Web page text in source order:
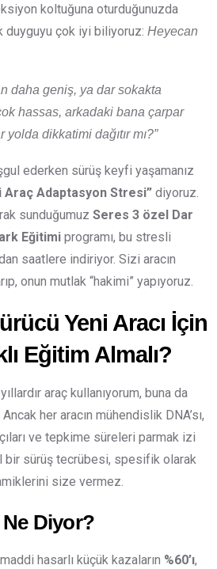
koltuğuna oturduğunuzda
duyguyu çok iyi biliyoruz: Heyecan
daha geniş, ya dar sokakta
hassas, arkadaki bana çarpar
yolda dikkatimi dağıtır mı?”
ederken sürüş keyfi yaşamanız
Araç Adaptasyon Stresi” diyoruz.
sunduğumuz Seres 3 özel Dar
Eğitimi programı, bu stresli
saatlere indiriyor. Sizi aracın
onun mutlak “hakimi” yapıyoruz.
Yeni Aracı İçin
Eğitim Almalı?
araç kullanıyorum, buna da
Ancak her aracın mühendislik DNA’sı,
ve tepkime süreleri parmak izi
bir sürüş tecrübesi, spesifik olarak
size vermez.
Diyor?
hasarlı küçük kazaların %60’ı,